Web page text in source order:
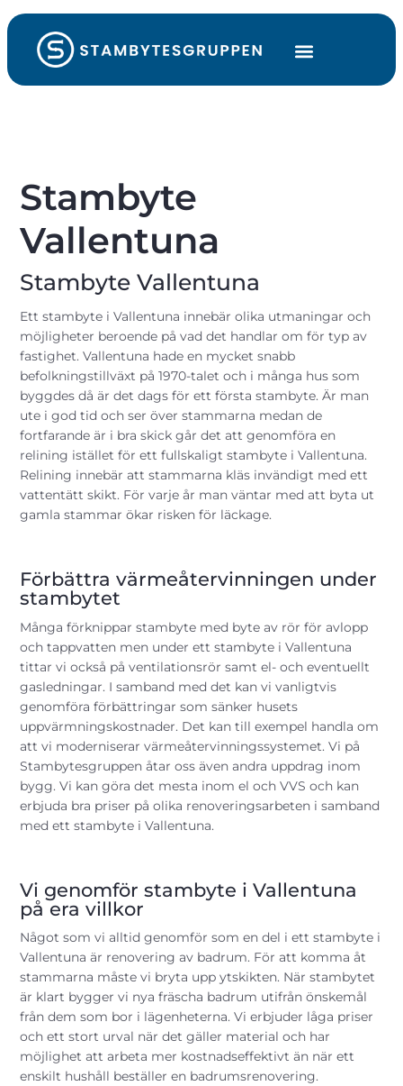
Stambyte
Vallentuna
Stambyte Vallentuna
Ettstambyte i Vallentuna innebär olika utmaningar och
möjligheter beroende på vad det handlar om för typ av
fastighet. Vallentuna hade en mycket snabb
befolkningstillväxt på 1970-talet och i många hus som
byggdes då är det dags för ett första stambyte. Är man
ute i god tid och ser över stammarna medan de
fortfarande är i bra skick går det att genomföra en
relining istället för ett fullskaligt stambyte i Vallentuna.
Relining innebär att stammarna kläs invändigt med ett
vattentätt skikt. För varje år man väntar med att byta ut
gamla stammar ökar risken för läckage.
Förbättra värmeåtervinningen under
stambytet
Många förknipparstambyte med byte av rör för avlopp
och tappvatten men under ett stambyte i Vallentuna
tittar vi också på ventilationsrör samt el- och eventuellt
gasledningar. I samband med det kan vi vanligtvis
genomföra förbättringar som sänker husets
uppvärmningskostnader. Det kan till exempel handla om
att vi moderniserar värmeåtervinningssystemet. Vi på
Stambytesgruppen åtar oss även andra uppdrag inom
bygg. Vi kan göra det mesta inom el och VVS och kan
erbjuda bra priser på olika renoveringsarbeten i samband
med ett stambyte i Vallentuna.
Vi genomför stambyte i Vallentuna
på era villkor
Något som vi alltid genomför som en del i ett stambyte i
Vallentuna är renovering av badrum. För att komma åt
stammarna måste vi bryta upp ytskikten. När stambytet
är klart bygger vi nya fräscha badrum utifrån önskemål
från dem som bor i lägenheterna. Vi erbjuder låga priser
och ett stort urval när det gäller material och har
möjlighet att arbeta mer kostnadseffektivt än när ett
enskilt hushåll beställer en badrumsrenovering.